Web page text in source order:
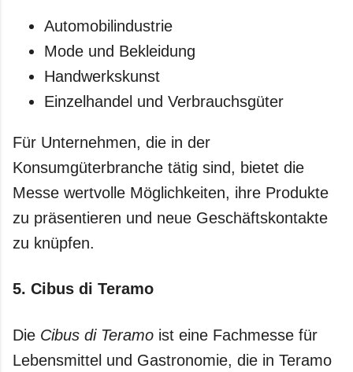
Automobilindustrie
Mode und Bekleidung
Handwerkskunst
Einzelhandel und Verbrauchsgüter
Für Unternehmen, die in der
Konsumgüterbranche tätig sind, bietet die
Messe wertvolle Möglichkeiten, ihre Produkte
zu präsentieren und neue Geschäftskontakte
zu knüpfen.
5. Cibus di Teramo
Die Cibus di Teramo ist eine Fachmesse für
Lebensmittel und Gastronomie, die in Teramo